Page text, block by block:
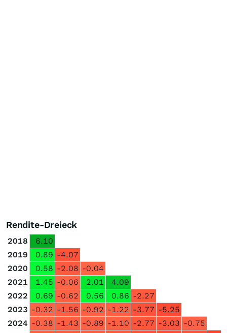
Rendite-Dreieck
2018
6.10
2019
0.89 -4.07
2020
0.58 -2.08 -0.04
2021
1.45 -0.06 2.01
4.09
2022
0.69 -0.62 0.56 0.86 -2.27
2023 -0.32 -1.56 -0.92 -1.22 -3.77 -5.25
2024 -0.38 -1.43 -0.89 -1.10 -2.77 -3.03 -0.75